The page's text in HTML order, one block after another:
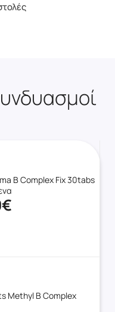
B Complex Fix 30tabs
Methyl B Complex